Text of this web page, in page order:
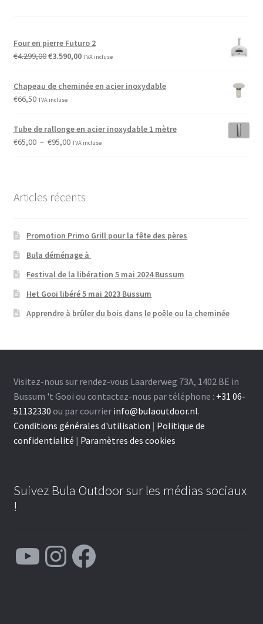
Four en pierre Futuro 2
€4.299,00Le
initial
€3.590,00Le
actuel
TVA incluse
Chapeau de cheminée en acier inoxydable
€66,50 TVA incluse
Tube de rallonge en acier inoxydable 1 mètre
€65,00 – €95,00Plage
à
TVA incluse
Articles récents
Promotion Primo Grill pour la fête des pères
Bula déménage à
Festival de la libération 5 mai 2024 Bussum
Het Gooi libéré 5 mai 2023 Bussum
Apprendre à brûler du bois dans le poêle ou la cheminée
Visitez-nous sur rendez-vous Laarderweg 73A, 1402 BE in
Bussum 't Gooi ou contactez-nous par téléphone : +31 06-
51132330 ou par courrier info@bulaoutdoor.nl.
Conditions générales d'utilisation | Politique de
confidentialité | Paramètres des cookies
Suivez Bula Outdoor sur les médias sociaux
!
YouTube Instagram Facebook